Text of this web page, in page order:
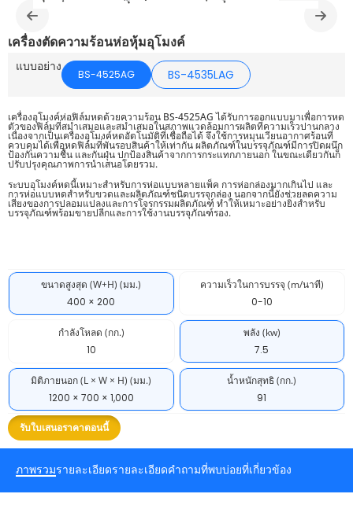
เครื่องตัดความร้อนห่อหุ้มอุโมงค์
แบบอย่าง
BS-4525AG BS-4535LAG
เครื่องอุโมงค์ห่อฟิล์มหดด้วยความร้อน BS-4525AG ได้รับการออกแบบมาเพื่อการหด
ตัวของฟิล์มที่สม่ำเสมอและสม่ำเสมอในสภาพแวดล้อมการผลิตที่ความเร็วปานกลาง
เนื่องจากเป็นเครื่องอุโมงค์หดอัตโนมัติที่เชื่อถือได้ จึงใช้การหมุนเวียนอากาศร้อนที่
ควบคุมได้เพื่อหดฟิล์มที่พันรอบสินค้าให้เท่ากัน ผลิตภัณฑ์ในบรรจุภัณฑ์มีการปิดผนึก
ป้องกันความชื้น และกันฝุ่น ปกป้องสินค้าจากการกระแทกภายนอก ในขณะเดียวกันก็
ปรับปรุงคุณภาพการนำเสนอโดยรวม.
ระบบอุโมงค์หดนี้เหมาะสำหรับการห่อแบบหลายแพ็ค การห่อกล่องมากเกินไป และ
การห่อแบบหดสำหรับขวดและผลิตภัณฑ์ชนิดบรรจุกล่อง นอกจากนี้ยังช่วยลดความ
เสี่ยงของการปลอมแปลงและการโจรกรรมผลิตภัณฑ์ ทำให้เหมาะอย่างยิ่งสำหรับ
บรรจุภัณฑ์พร้อมขายปลีกและการใช้งานบรรจุภัณฑ์รอง.
ขนาดสูงสุด (W+H) (มม.)
400 × 200
ความเร็วในการบรรจุ (m/นาที)
0-10
กำลังโหลด (กก.)
10
พลัง (kw)
7.5
มิติภายนอก (L × W × H) (มม.)
1200 × 700 × 1,000
น้ำหนักสุทธิ (กก.)
91
รับใบเสนอราคาตอนนี้
ภาพรวมรายละเอียดรายละเอียดคำถามที่พบบ่อยที่เกี่ยวข้อง